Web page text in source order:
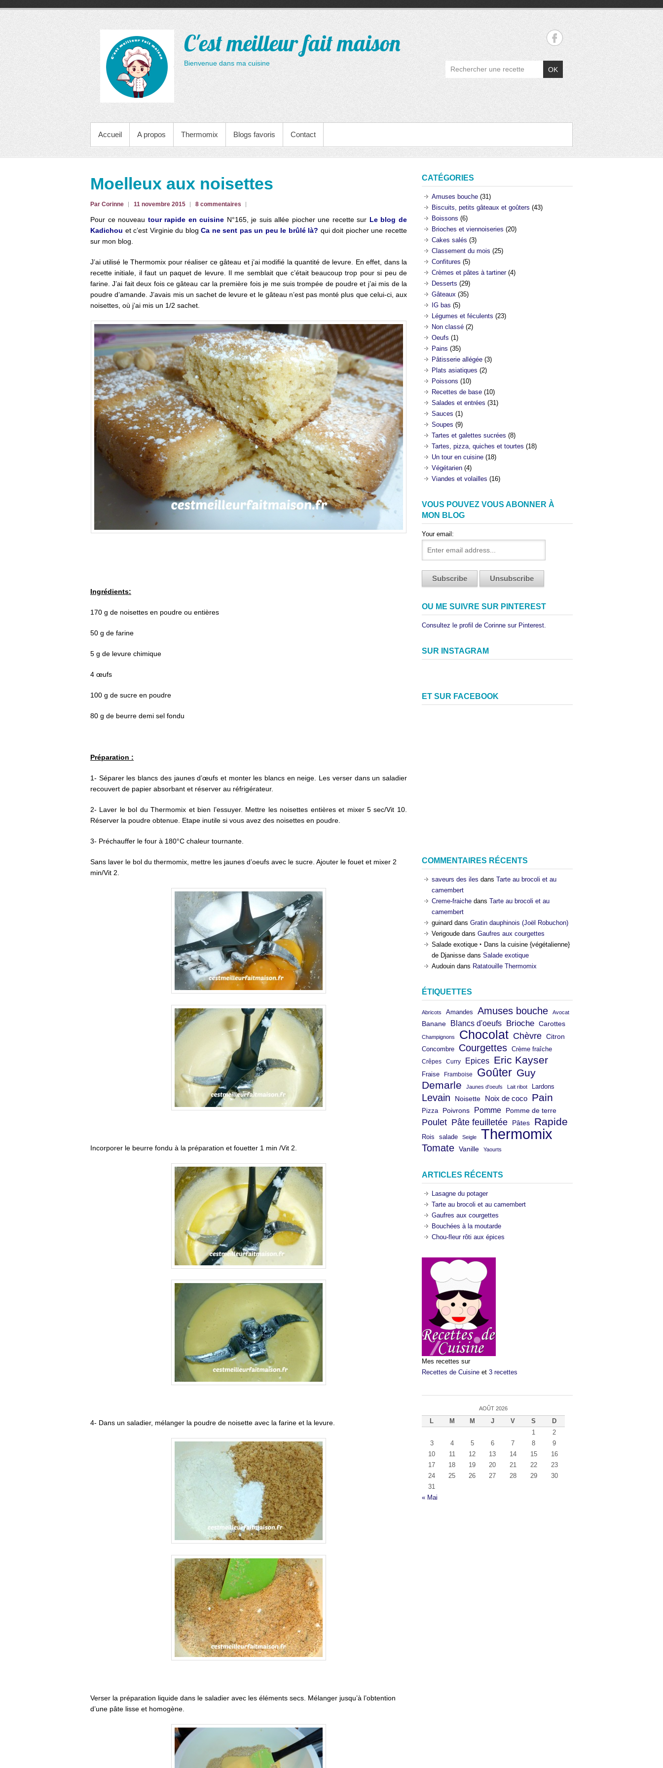
contenu
C'est meilleur fait maison
Bienvenue dans ma cuisine
OK
MENU PRINCIPAL
Accueil A propos Thermomix Blogs favoris Contact
Moelleux aux noisettes
Par Corinne 11 novembre 2015 8 commentaires
Pour ce nouveau tour rapide en cuisine N°165, je suis allée piocher une recette sur Le blog de
Kadichou et c’est Virginie du blogCa ne sent pas un peu le brûlé là? qui doit piocher une recette
sur mon blog.
J’ai utilisé le Thermomix pour réaliser ce gâteau et j’ai modifié la quantité de levure. En effet, dans la
recette initiale, il faut un paquet de levure. Il me semblait que c’était beaucoup trop pour si peu de
farine. J’ai fait deux fois ce gâteau car la première fois je me suis trompée de poudre et j’ai mis de la
poudre d’amande. J’avais mis un sachet de levure et le gâteau n’est pas monté plus que celui-ci, aux
noisettes, où j’ai mis un 1/2 sachet.
Ingrédients:
170 g de noisettes en poudre ou entières
50 g de farine
5 g de levure chimique
4 œufs
100 g de sucre en poudre
80 g de beurre demi sel fondu
Préparation :
1- Séparer les blancs des jaunes d’œufs et monter les blancs en neige. Les verser dans un saladier
recouvert de papier absorbant et réserver au réfrigérateur.
2- Laver le bol du Thermomix et bien l’essuyer. Mettre les noisettes entières et mixer 5 sec/Vit 10.
Réserver la poudre obtenue. Etape inutile si vous avez des noisettes en poudre.
3- Préchauffer le four à 180°C chaleur tournante.
Sans laver le bol du thermomix, mettre les jaunes d’oeufs avec le sucre. Ajouter le fouet et mixer 2
min/Vit 2.
Incorporer le beurre fondu à la préparation et fouetter 1 min /Vit 2.
4- Dans un saladier, mélanger la poudre de noisette avec la farine et la levure.
Verser la préparation liquide dans le saladier avec les éléments secs. Mélanger jusqu’à l’obtention
d’une pâte lisse et homogène.
CATÉGORIES
Amuses bouche(31)
Biscuits, petits gâteaux et goûters (43)
Boissons (6)
Brioches et viennoiseries (20)
Cakes salés (3)
Classement du mois (25)
Confitures (5)
Crèmes et pâtes à tartiner(4)
Desserts (29)
Gâteaux(35)
IG bas (5)
Légumes et féculents (23)
Non classé(2)
Oeufs (1)
Pains (35)
Pâtisserie allégée(3)
Plats asiatiques (2)
Poissons (10)
Recettes de base(10)
Salades et entrées (31)
Sauces (1)
Soupes (9)
Tartes et galettes sucrées (8)
Tartes, pizza, quiches et tourtes (18)
Un tour en cuisine(18)
Végétarien(4)
Viandes et volailles (16)
VOUS POUVEZ VOUS ABONNER À
MON BLOG
Your email:
OU ME SUIVRE SUR PINTEREST
Consultez le profil de Corinne sur Pinterest.
SUR INSTAGRAM
ET SUR FACEBOOK
COMMENTAIRES RÉCENTS
saveurs des iles dans Tarte au brocoli et au
camembert
Creme-fraichedans Tarte au brocoli et au
camembert
guinard dans Gratin dauphinois (Joël Robuchon)
Verigoudedans Gaufres aux courgettes
Salade exotique ‣ Dans la cuisine {végétalienne}
de Djanissedans Salade exotique
Audouindans Ratatouille Thermomix
ÉTIQUETTES
Abricots Amandes Amuses bouche Avocat
Banane Blancs d'oeufs Brioche Carottes
Champignons Chocolat Chèvre Citron
Concombre Courgettes Crème fraîche
Crêpes Curry Epices Eric Kayser
Fraise Framboise Goûter Guy
Demarle
Jaunes d'oeufs Lait ribot Lardons
Levain Noisette Noix de coco Pain
Pizza Poivrons Pomme Pomme de terre
Poulet Pâte feuilletée Pâtes Rapide
Rois salade Seigle Thermomix
Tomate Vanille Yaourts
ARTICLES RÉCENTS
Lasagne du potager
Tarte au brocoli et au camembert
Gaufres aux courgettes
Bouchées à la moutarde
Chou-fleur rôti aux épices
Mes recettes sur
Recettes de Cuisineet 3 recettes
AOÛT 2026
L M M J V S
D
1
2
3
4 5 6 7 8
9
10
11 12 13 14 15
16
17
18 19 20 21 22
23
24
25 26 27 28 29
30
31
« Mai